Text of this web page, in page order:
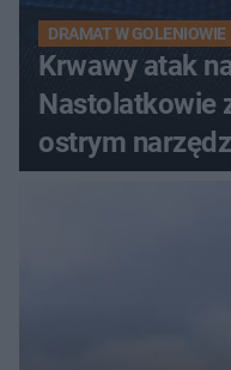
DRAMAT W GOLENIOWIE
Krwawy atak
Nastolatkowie
ostrym
zdecyduje sąd